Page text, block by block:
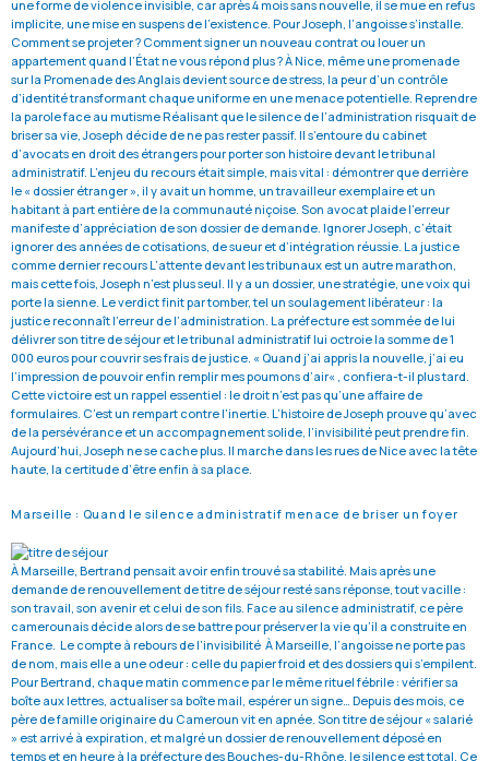
une forme de violence invisible, car après 4 mois sans nouvelle, il se mue en refus
implicite, une mise en suspens de l’existence. Pour Joseph, l’angoisse s’installe.
Comment se projeter ? Comment signer un nouveau contrat ou louer un
appartement quand l’État ne vous répond plus ? À Nice, même une promenade
sur la Promenade des Anglais devient source de stress, la peur d’un contrôle
d’identité transformant chaque uniforme en une menace potentielle. Reprendre
la parole face au mutisme Réalisant que le silence de l’administration risquait de
briser sa vie, Joseph décide de ne pas rester passif. Il s’entoure du cabinet
d’avocats en droit des étrangers pour porter son histoire devant le tribunal
administratif. L’enjeu du recours était simple, mais vital : démontrer que derrière
le « dossier étranger », il y avait un homme, un travailleur exemplaire et un
habitant à part entière de la communauté niçoise. Son avocat plaide l’erreur
manifeste d’appréciation de son dossier de demande. Ignorer Joseph, c’était
ignorer des années de cotisations, de sueur et d’intégration réussie. La justice
comme dernier recours L’attente devant les tribunaux est un autre marathon,
mais cette fois, Joseph n’est plus seul. Il y a un dossier, une stratégie, une voix qui
porte la sienne. Le verdict finit par tomber, tel un soulagement libérateur : la
justice reconnaît l’erreur de l’administration. La préfecture est sommée de lui
délivrer son titre de séjour et le tribunal administratif lui octroie la somme de 1
000 euros pour couvrir ses frais de justice. « Quand j’ai appris la nouvelle, j’ai eu
l’impression de pouvoir enfin remplir mes poumons d’air« , confiera-t-il plus tard.
Cette victoire est un rappel essentiel : le droit n’est pas qu’une affaire de
formulaires. C’est un rempart contre l’inertie. L’histoire de Joseph prouve qu’avec
de la persévérance et un accompagnement solide, l’invisibilité peut prendre fin.
Aujourd’hui, Joseph ne se cache plus. Il marche dans les rues de Nice avec la tête
haute, la certitude d’être enfin à sa place.
Marseille : Quand le silence administratif menace de briser un foyer
À Marseille, Bertrand pensait avoir enfin trouvé sa stabilité. Mais après une
demande de renouvellement de titre de séjour resté sans réponse, tout vacille :
son travail, son avenir et celui de son fils. Face au silence administratif, ce père
camerounais décide alors de se battre pour préserver la vie qu’il a construite en
France. Le compte à rebours de l’invisibilité À Marseille, l’angoisse ne porte pas
de nom, mais elle a une odeur : celle du papier froid et des dossiers qui s’empilent.
Pour Bertrand, chaque matin commence par le même rituel fébrile : vérifier sa
boîte aux lettres, actualiser sa boîte mail, espérer un signe… Depuis des mois, ce
père de famille originaire du Cameroun vit en apnée. Son titre de séjour « salarié
» est arrivé à expiration, et malgré un dossier de renouvellement déposé en
temps et en heure à la préfecture des Bouches-du-Rhône, le silence est total. Ce